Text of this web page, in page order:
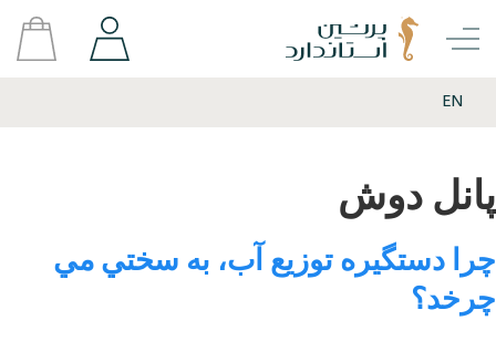
EN
پانل دوش
چرا دستگيره توزيع آب، به سختي مي
چرخد؟